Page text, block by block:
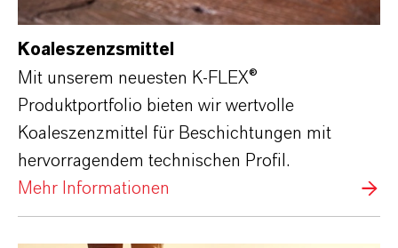
Koaleszenzsmittel
Mit unserem neuesten K-FLEX®
Produktportfolio bieten wir wertvolle
Koaleszenzmittel für Beschichtungen mit
hervorragendem technischen Profil.
Mehr Informationen